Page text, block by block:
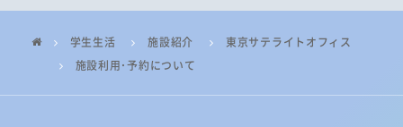
学生生活 施設紹介
東京サテライトオフィス
施設利用･予約について